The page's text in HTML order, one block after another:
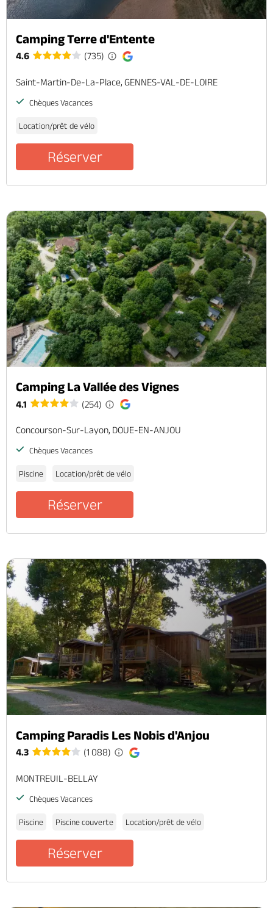
Camping Terre d'Entente
4.6 (735)
Saint-Martin-De-La-Place, GENNES-VAL-DE-LOIRE
Chèques Vacances
Location/prêt de vélo
Réserver
Camping La Vallée des Vignes
4.1 (254)
Concourson-Sur-Layon, DOUE-EN-ANJOU
Chèques Vacances
Piscine Location/prêt de vélo
Réserver
Camping Paradis Les Nobis d'Anjou
4.3 (1 088)
MONTREUIL-BELLAY
Chèques Vacances
Piscine Piscine couverte Location/prêt de vélo
Réserver